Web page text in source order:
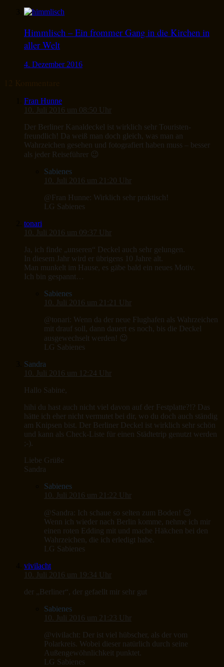
Himmlisch – Ein frommer Gang in die Kirchen in
aller Welt
4. Dezember 2016
Fran Hunne
10. Juli 2016 um 08:50 Uhr
Der Berliner Kanaldeckel ist wirklich sehr Touristen-
freundlich! Da weiß man doch gleich, was man an
Wahrzeichen gesehen und fotografiert haben muss – besser
als jeder Reiseführer 😉
Sabienes
10. Juli 2016 um 21:20 Uhr
@Fran Hunne: Wirklich sehr praktisch!
LG Sabienes
tonari
10. Juli 2016 um 09:37 Uhr
Ja, ich finde „unseren“ Deckel auch sehr gelungen.
In diesem Jahr wird er übrigens 10 Jahre alt.
Man munkelt im Hause, es gäbe bald ein neues Motiv.
Ich bin gespannt…
Sabienes
10. Juli 2016 um 21:21 Uhr
@tonari: Wenn da der neue Flughafen als Wahrzeichen
mit drauf soll, dann dauert es noch, bis die Deckel
ausgewechselt werden! 😉
LG Sabienes
Sandra
10. Juli 2016 um 12:24 Uhr
Hallo Sabine,
hihi du hast auch nicht viel davon auf der Festplatte?!? Das
hätte ich eher nicht vermutet bei dir, wo du doch auch ständig
am Knipsen bist. Der Berliner Deckel ist wirklich sehr schön
und kann als Check-Liste für einen Städtetrip genutzt werden
;-).
Liebe Grüße
Sandra
Sabienes
10. Juli 2016 um 21:22 Uhr
@Sandra: Ich schaue so selten zum Boden! 😉
Wenn ich wieder nach Berlin komme, nehme ich mir
einen roten Edding mit und mache Häkchen bei den
Wahrzeichen, die ich erledigt habe.
LG Sabienes
vivilacht
10. Juli 2016 um 19:34 Uhr
der „Berliner“, der gefaellt mir sehr gut
Sabienes
10. Juli 2016 um 21:23 Uhr
@vivilacht: Der ist viel hübscher, als der vom
Polarkreis. Wobei dieser natürlich durch seine
Außengewöhnlichkeit punktet.
LG Sabienes